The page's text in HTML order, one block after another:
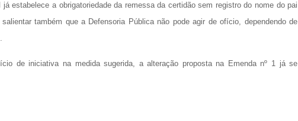
estabelece a obrigatoriedade da remessa da certidão sem registro do nome do pai
também que a Defensoria Pública não pode agir de ofício, dependendo de
de iniciativa na medida sugerida, a alteração proposta na Emenda nº 1 já se